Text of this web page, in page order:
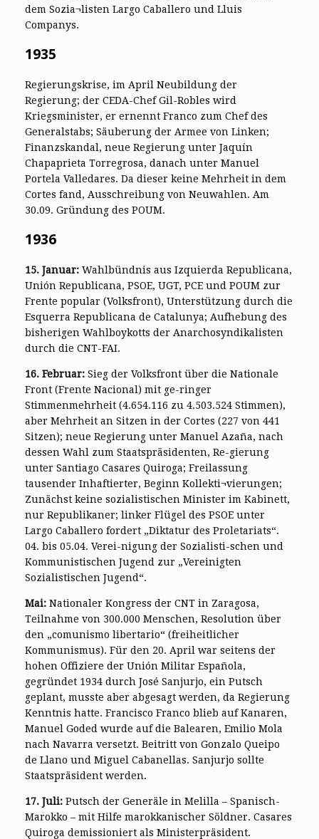
dem Sozia¬listen Largo Caballero und Lluis
Companys.
1935
Regierungskrise, im April Neubildung der
Regierung; der CEDA-Chef Gil-Robles wird
Kriegsminister, er ernennt Franco zum Chef des
Generalstabs; Säuberung der Armee von Linken;
Finanzskandal, neue Regierung unter Jaquín
Chapaprieta Torregrosa, danach unter Manuel
Portela Valledares. Da dieser keine Mehrheit in dem
Cortes fand, Ausschreibung von Neuwahlen. Am
30.09. Gründung des POUM.
1936
15. Januar: Wahlbündnis aus Izquierda Republicana,
Unión Republicana, PSOE, UGT, PCE und POUM zur
Frente popular (Volksfront), Unterstützung durch die
Esquerra Republicana de Catalunya; Aufhebung des
bisherigen Wahlboykotts der Anarchosyndikalisten
durch die CNT-FAI.
16. Februar: Sieg der Volksfront über die Nationale
Front (Frente Nacional) mit ge-ringer
Stimmenmehrheit (4.654.116 zu 4.503.524 Stimmen),
aber Mehrheit an Sitzen in der Cortes (227 von 441
Sitzen); neue Regierung unter Manuel Azaña, nach
dessen Wahl zum Staatspräsidenten, Re-gierung
unter Santiago Casares Quiroga; Freilassung
tausender Inhaftierter, Beginn Kollekti¬vierungen;
Zunächst keine sozialistischen Minister im Kabinett,
nur Republikaner; linker Flügel des PSOE unter
Largo Caballero fordert „Diktatur des Proletariats“.
04. bis 05.04. Verei-nigung der Sozialisti-schen und
Kommunistischen Jugend zur „Vereinigten
Sozialistischen Jugend“.
Mai: Nationaler Kongress der CNT in Zaragosa,
Teilnahme von 300.000 Menschen, Resolution über
den „comunismo libertario“ (freiheitlicher
Kommunismus). Für den 20. April war seitens der
hohen Offiziere der Unión Militar Española,
gegründet 1934 durch José Sanjurjo, ein Putsch
geplant, musste aber abgesagt werden, da Regierung
Kenntnis hatte. Francisco Franco blieb auf Kanaren,
Manuel Goded wurde auf die Balearen, Emilio Mola
nach Navarra versetzt. Beitritt von Gonzalo Queipo
de Llano und Miguel Cabanellas. Sanjurjo sollte
Staatspräsident werden.
17. Juli: Putsch der Generäle in Melilla – Spanisch-
Marokko – mit Hilfe marokkanischer Söldner. Casares
Quiroga demissioniert als Ministerpräsident.